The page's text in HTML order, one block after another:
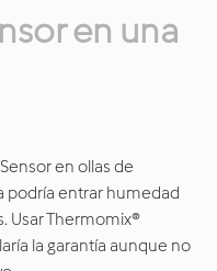
en una
en ollas de
podría entrar humedad
Usar Thermomix®
la garantía aunque no